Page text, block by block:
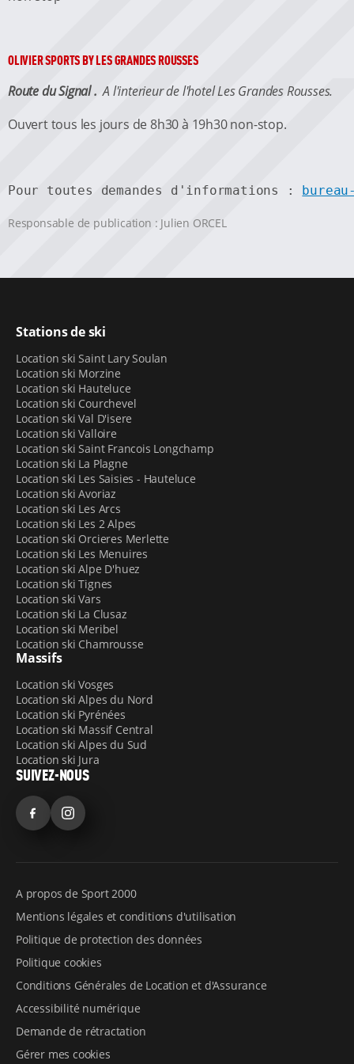
OLIVIER SPORTS BY LES GRANDES ROUSSES
Route du Signal . A l'interieur de l'hotel Les Grandes Rousses.
Ouvert tous les jours de 8h30 à 19h30 non-stop.
Pour toutes demandes d'informations :
Responsable de publication : Julien ORCEL
Stations de ski
Location ski Saint Lary Soulan
Location ski Morzine
Location ski Hauteluce
Location ski Courchevel
Location ski Val D'isere
Location ski Valloire
Location ski Saint Francois Longchamp
Location ski La Plagne
Location ski Les Saisies - Hauteluce
Location ski Avoriaz
Location ski Les Arcs
Location ski Les 2 Alpes
Location ski Orcieres Merlette
Location ski Les Menuires
Location ski Alpe D'huez
Location ski Tignes
Location ski Vars
Location ski La Clusaz
Location ski Meribel
Location ski Chamrousse
Massifs
Location ski Vosges
Location ski Alpes du Nord
Location ski Pyrénées
Location ski Massif Central
Location ski Alpes du Sud
Location ski Jura
SUIVEZ-NOUS
FacebookInstagram
A propos de Sport 2000
Mentions légales et conditions d'utilisation
Politique de protection des données
Politique cookies
Conditions Générales de Location et d'Assurance
Accessibilité numérique
Demande de rétractation
Gérer mes cookies